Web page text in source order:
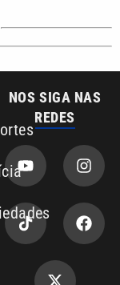
NOS SIGA NAS
REDES